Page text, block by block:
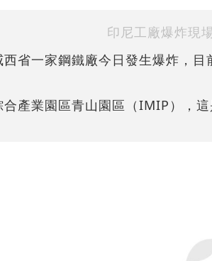
印尼工廠爆炸現場
西省一家鋼鐵廠今日發生爆炸，
產業園區青山園區（IMIP），